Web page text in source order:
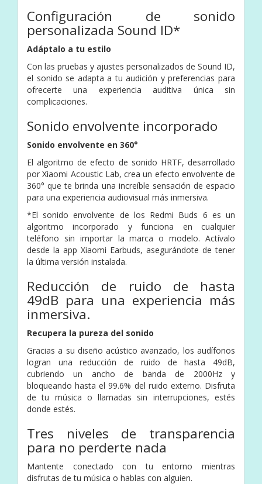
Configuración de sonido
personalizada Sound ID*
Adáptalo a tu estilo
Con las pruebas y ajustes personalizados de Sound ID,
el sonido se adapta a tu audición y preferencias para
ofrecerte una experiencia auditiva única sin
complicaciones.
Sonido envolvente incorporado
Sonido envolvente en 360°
El algoritmo de efecto de sonido HRTF, desarrollado
por Xiaomi Acoustic Lab, crea un efecto envolvente de
360° que te brinda una increíble sensación de espacio
para una experiencia audiovisual más inmersiva.
*El sonido envolvente de los Redmi Buds 6 es un
algoritmo incorporado y funciona en cualquier
teléfono sin importar la marca o modelo. Actívalo
desde la app Xiaomi Earbuds, asegurándote de tener
la última versión instalada.
Reducción de ruido de hasta
49dB para una experiencia más
inmersiva.
Recupera la pureza del sonido
Gracias a su diseño acústico avanzado, los audífonos
logran una reducción de ruido de hasta 49dB,
cubriendo un ancho de banda de 2000Hz y
bloqueando hasta el 99.6% del ruido externo. Disfruta
de tu música o llamadas sin interrupciones, estés
donde estés.
Tres niveles de transparencia
para no perderte nada
Mantente conectado con tu entorno mientras
disfrutas de tu música o hablas con alguien.